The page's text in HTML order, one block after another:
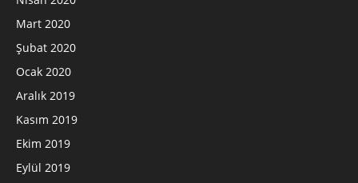
Mart 2020
Şubat 2020
Ocak 2020
Aralık 2019
Kasım 2019
Ekim 2019
Eylül 2019